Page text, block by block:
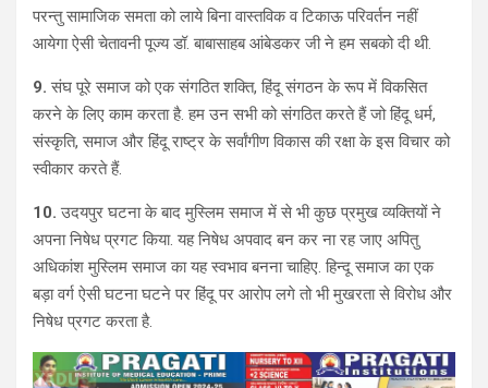
परन्तु सामाजिक समता को लाये बिना वास्तविक व टिकाऊ परिवर्तन नहीं
आयेगा ऐसी चेतावनी पूज्य डॉ. बाबासाहब आंबेडकर जी ने हम सबको दी थी.
9. संघ पूरे समाज को एक संगठित शक्ति, हिंदू संगठन के रूप में विकसित
करने के लिए काम करता है. हम उन सभी को संगठित करते हैं जो हिंदू धर्म,
संस्कृति, समाज और हिंदू राष्ट्र के सर्वांगीण विकास की रक्षा के इस विचार को
स्वीकार करते हैं.
10. उदयपुर घटना के बाद मुस्लिम समाज में से भी कुछ प्रमुख व्यक्तियों ने
अपना निषेध प्रगट किया. यह निषेध अपवाद बन कर ना रह जाए अपितु
अधिकांश मुस्लिम समाज का यह स्वभाव बनना चाहिए. हिन्दू समाज का एक
बड़ा वर्ग ऐसी घटना घटने पर हिंदू पर आरोप लगे तो भी मुखरता से विरोध और
निषेध प्रगट करता है.